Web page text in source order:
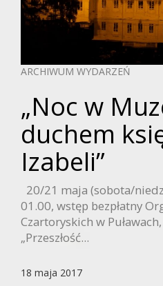
ARCHIWUM WYDARZEŃ
„Noc w
duchem
Izabeli”
20/21 maja (sobota/
01.00, wstęp bezpłatny
Czartoryskich w
„Przeszłość...
18 maja 2017